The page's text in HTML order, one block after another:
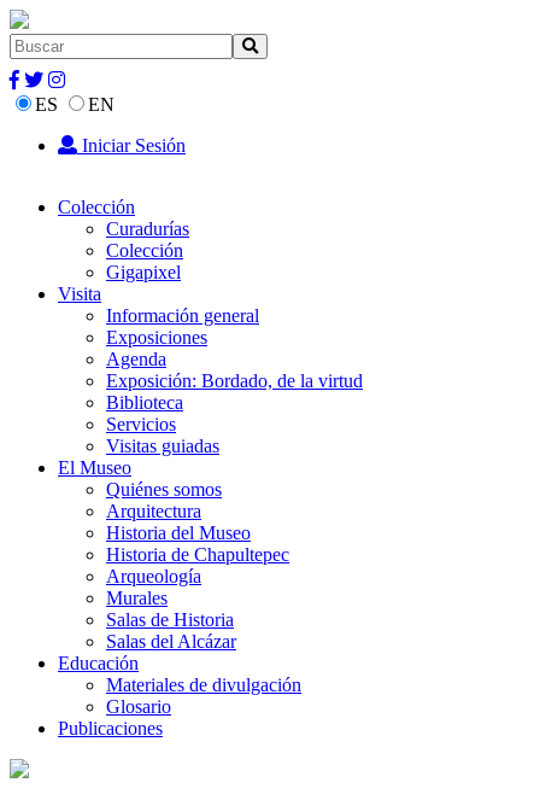
ES
EN
Iniciar Sesión
Colección
Curadurías
Colección
Gigapixel
Visita
Información general
Exposiciones
Agenda
Exposición: Bordado, de la virtud
Biblioteca
Servicios
Visitas guiadas
El Museo
Quiénes somos
Arquitectura
Historia del Museo
Historia de Chapultepec
Arqueología
Murales
Salas de Historia
Salas del Alcázar
Educación
Materiales de divulgación
Glosario
Publicaciones